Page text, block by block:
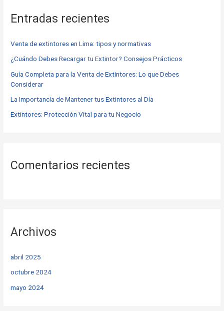
a
p
o
r
:
Entradas recientes
Venta de extintores en Lima: tipos y normativas
¿Cuándo Debes Recargar tu Extintor? Consejos Prácticos
Guía Completa para la Venta de Extintores: Lo que Debes
Considerar
La Importancia de Mantener tus Extintores al Día
Extintores: Protección Vital para tu Negocio
Comentarios recientes
Archivos
abril 2025
octubre 2024
mayo 2024